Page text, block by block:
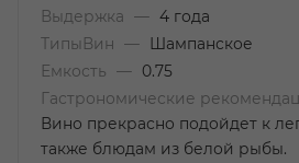
Выдержка
— 4 года
ТипыВин
—
Шампанское
Емкость
—
0.75
Гастрономические
Вино прекрасно подойдет к
также блюдам из белой рыбы.